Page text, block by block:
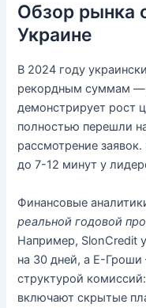
Обзор рынка
Украине
В 2024 году
рекордным суммам
демонстрирует рост
полностью перешли
рассмотрение
до 7-12 минут у
Финансовые
реальной годовой
Например, SlonCredit
на 30 дней, а Е-
структурой
включают скрытые